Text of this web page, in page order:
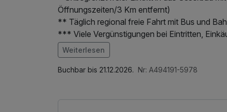
Öffnungszeiten/3 Km entfernt)
** Täglich regional freie Fahrt mit Bus und
*** Viele Vergünstigungen bei Eintritten,
Tourist Information mit der Arracher-Gästekarte
Im Angebot enthalten
Saunabenutzung, Parkplatz, Nutzung des
Weiterlesen
Buchbar bis 21.12.2026. Nr: A494191-5978